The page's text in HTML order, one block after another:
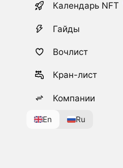
Календарь NFT
Гайды
Вочлист
Кран-лист
Компании
En Ru